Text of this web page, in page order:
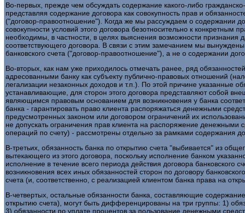
Во-первых, прежде чем обсуждать содержание какого-либо
представляя содержание договора как совокупность прав и
("договор-правоотношение"). Когда же мы рассуждаем о содержании
совокупности условий этого договора безотносительно к
необходимы, в частности, в целях выяснения возможности
соответствующего договора. В связи с этим замечанием мы
банковского счета ("договор-правоотношение"), а не о содержании
Во-вторых, как нам уже приходилось отмечать ранее, ряд
адресованными банку как субъекту публично-правовых отношений
легализации незаконных доходов и т.п.). По этой причине указанные
устанавливающие, для сторон этого договора представляют собой
являющимся правовым основанием для возникновения у банка
банка - гарантировать право клиента распоряжаться денежными
предусмотренных законом или договором ограничений их
не допускать ограничения прав клиента на распоряжение
операций по счету) - рассмотрены отдельно за рамками содержания
В-третьих, обязанность банка по открытию счета "выбивается" из
вытекающего из этого договора, поскольку исполнение банком
исполнение в течение всего периода действия договора
возникновения всех иных обязанностей сторон по договору
счета (и, соответственно, с реализацией клиентом банка права на
В-четвертых, остальные обязанности банка, составляющие
открытию счета), могут быть дифференцированы на три группы: 1)
3) обязанности по уплате процентов за пользование денежными